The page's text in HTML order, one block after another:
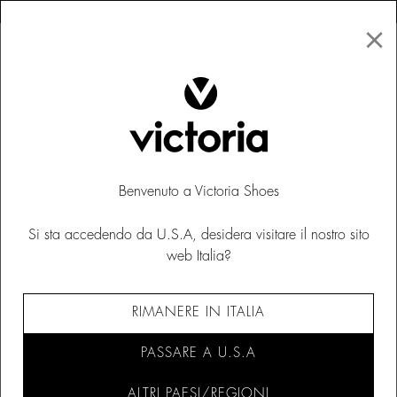
×
Benvenuto a Victoria Shoes
Si sta accedendo da U.S.A, desidera visitare il nostro sito
web Italia?
RIMANERE IN ITALIA
PASSARE A U.S.A
ALTRI PAESI/REGIONI